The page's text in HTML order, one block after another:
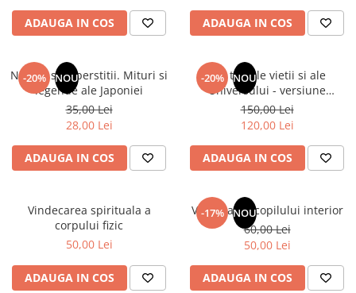
Ramtha
Audiobook
ReConnect
Religie
Crestinism
ScienceConnection
SelfConnect
Vindecare Spirituala
Sanatate
Gastronomik
ADAUGA IN COS ADAUGA IN COS
-20% NOU
Natura si superstitii. Mituri si
legende ale Japoniei
35,00 Lei
28,00 Lei
ADAUGA IN COS
-20% NOU
Din tainele vietii si ale
Universului - versiune
originala din 1939. Volumele I-
III. Cutie de colectie -Scarlat
Demetrescu
150,00 Lei
120,00 Lei
ADAUGA IN COS
Vindecarea spirituala a
corpului fizic
50,00 Lei
ADAUGA IN COS
-17% NOU
Vindecarea copilului interior
60,00 Lei
50,00 Lei
ADAUGA IN COS